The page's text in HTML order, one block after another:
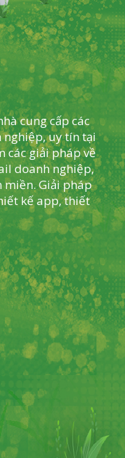
cung cấp các
nghiệp, uy tín tại
các giải pháp về
doanh nghiệp,
miền. Giải pháp
kế app, thiết